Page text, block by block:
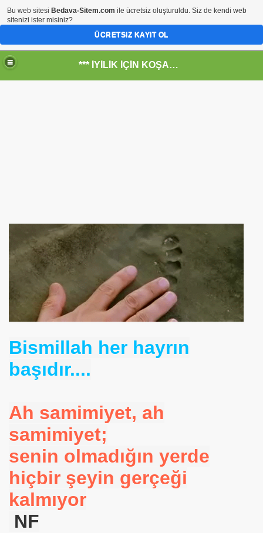
*** İYİLİK İÇİN KOŞANLARIN YERİ***
Bismillah her hayrın
başıdır....
Ah samimiyet, ah
samimiyet;
senin olmadığın yerde
hiçbir şeyin gerçeği
kalmıyor
NF
- HİDROJEN ENERJİ MRK *NASIL ENGELLENDİ* !!!
-Engellenen Mühendis !!!
Halal Food
AS-DER.
TARİHİ MÜZESİ
Bu web sitesi Bedava-Sitem.com ile ücretsiz oluşturuldu. Siz de kendi web
sitenizi ister misiniz?
ÜCRETSIZ KAYIT OL